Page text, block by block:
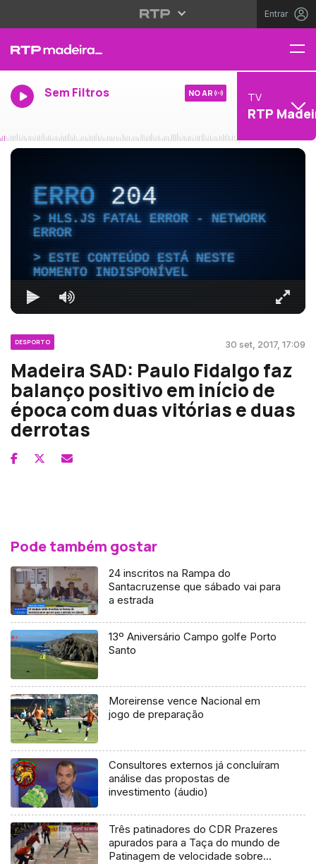
Entrar
Sem Filtros NO AR TV
RTP
ERRO204
HLS.JS FATAL ERROR - NETWORK
ERROR
ESTE CONTEÚDO ESTÁ NESTE
MOMENTO INDISPONÍVEL
DESPORTO 30 set, 2017, 17:09
Madeira SAD: Paulo Fidalgo faz
balanço positivo em início de
época com duas vitórias e duas
derrotas
Pode também gostar
24 inscritos na Rampa do
Santacruzense que sábado vai para
a estrada
13º Aniversário Campo golfe Porto
Santo
Moreirense vence Nacional em
jogo de preparação
Consultores externos já concluíram
análise das propostas de
investimento (áudio)
Três patinadores do CDR Prazeres
apurados para a Taça do mundo de
Patinagem de velocidade sobre